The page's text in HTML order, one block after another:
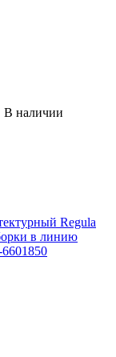
В наличии
Regula
в линию